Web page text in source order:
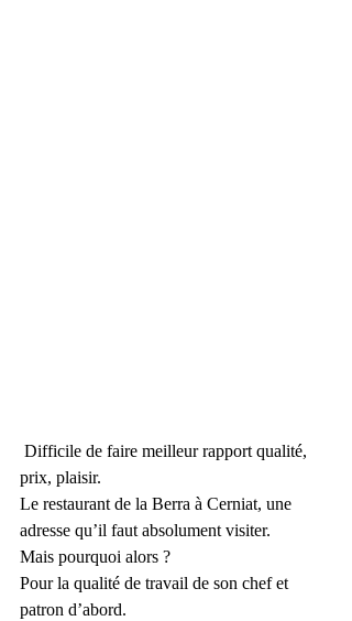
Difficile de faire meilleur rapport qualité,
prix, plaisir.
Le restaurant de la Berra à Cerniat, une
adresse qu’il faut absolument visiter.
Mais pourquoi alors ?
Pour la qualité de travail de son chef et
patron d’abord.